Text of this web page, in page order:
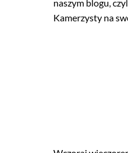
naszym blogu,
Kamerzysty na